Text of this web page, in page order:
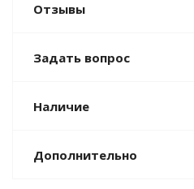
Отзывы
Задать вопрос
Наличие
Дополнительно